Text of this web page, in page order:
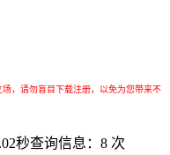
，请勿盲目下载注册，以免为您带来不
秒查询信息：8 次